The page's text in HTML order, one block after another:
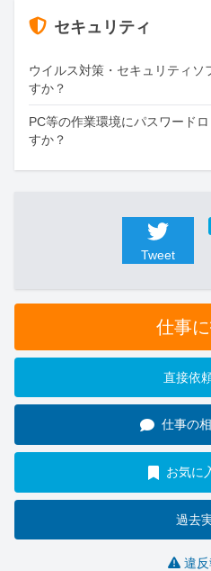
セキュリティ
ウイルス対策・セキュリティソ
すか？
PC等の作業環境にパスワード
すか？
Tweet
仕事
直接依
仕事の
お気に
過去
違